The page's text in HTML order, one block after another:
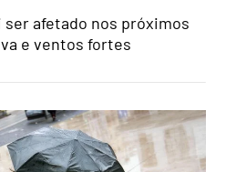
afetado nos próximos
e ventos fortes